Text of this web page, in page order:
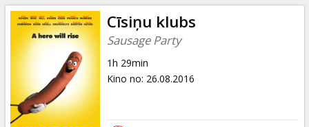
Cīsiņu klubs
Sausage Party
1h 29min
Kino no: 26.08.2016